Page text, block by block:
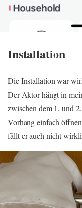
Installation
Die Installation war
Der Aktor hängt in
zwischen dem 1. und
Vorhang einfach
fällt er auch nicht